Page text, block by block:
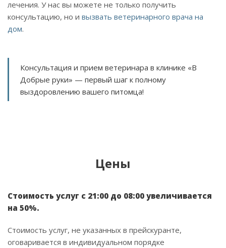
лечения. У нас вы можете не только получить
консультацию, но и вызвать ветеринарного врача на
дом.
Консультация и прием ветеринара в клинике «В
Добрые руки» — первый шаг к полному
выздоровлению вашего питомца!
Цены
Стоимость услуг с 21:00 до 08:00 увеличивается
на 50%.
Стоимость услуг, не указанных в прейскуранте,
оговаривается в индивидуальном порядке